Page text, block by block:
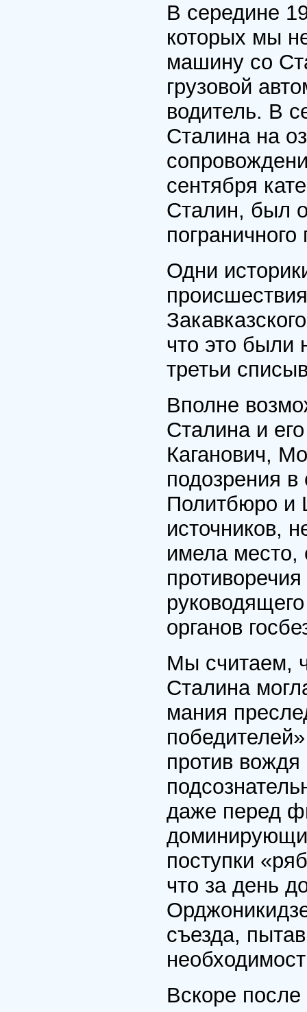
В середине
которых мы
машину со
грузовой
водитель. В
Сталина на
сентября
Сталин, был
пограничного
Одни
что это были
третьи
Вполне
Сталина и
Каганович,
подозрения
Политбюро и
источников,
имела место,
органов
Мы считаем,
Сталина
мания
против
даже перед
поступки
что за день
съезда,
Вскоре после